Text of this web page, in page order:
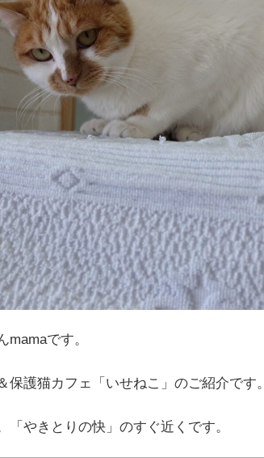
です。
保護猫カフェ「いせねこ」のご紹介です。
「やきとりの快」のすぐ近くです。